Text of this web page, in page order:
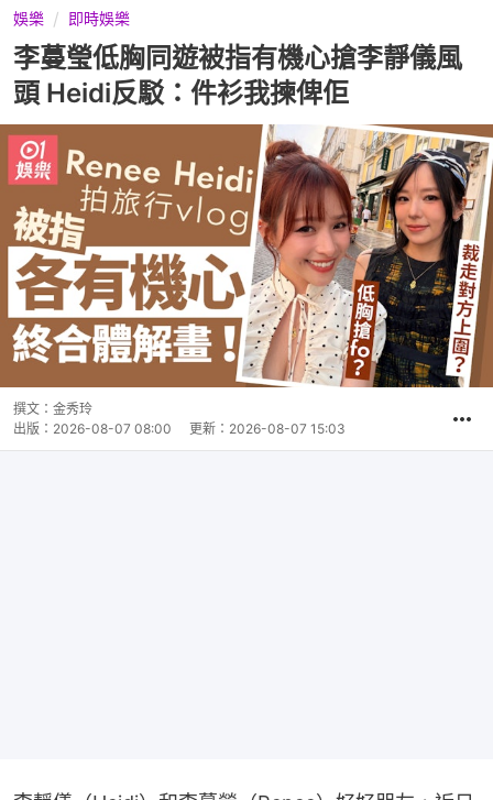
娛樂 即時娛樂
李蔓瑩低胸同遊被指有機心搶李靜儀風
頭 Heidi反駁：件衫我揀俾佢
撰文： 金秀玲
出版： 2026-08-07 08:00 更新： 2026-08-07 15:03